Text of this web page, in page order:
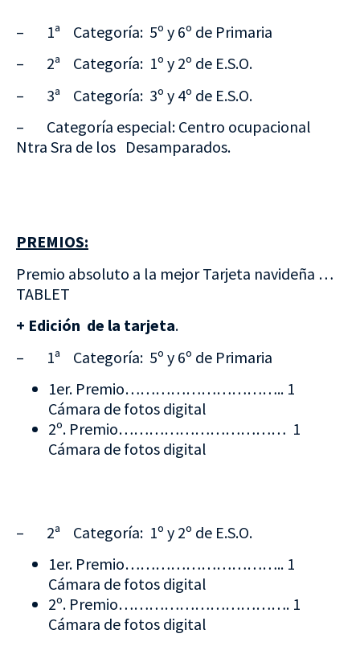
– 1ª Categoría: 5º y 6º de Primaria
– 2ª Categoría: 1º y 2º de E.S.O.
– 3ª Categoría: 3º y 4º de E.S.O.
– Categoría especial: Centro ocupacional
Ntra Sra de los Desamparados.
PREMIOS:
Premio absoluto a la mejor Tarjeta navideña …
TABLET
+ Edición de la tarjeta.
– 1ª Categoría: 5º y 6º de Primaria
1er. Premio………………………….. 1
Cámara de fotos digital
2º. Premio…………………………… 1
Cámara de fotos digital
– 2ª Categoría: 1º y 2º de E.S.O.
1er. Premio………………………….. 1
Cámara de fotos digital
2º. Premio……………………………. 1
Cámara de fotos digital